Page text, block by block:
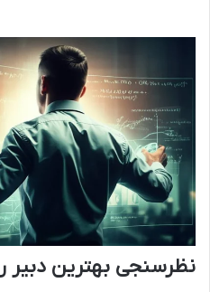
نظرسنجی بهترین دبیر